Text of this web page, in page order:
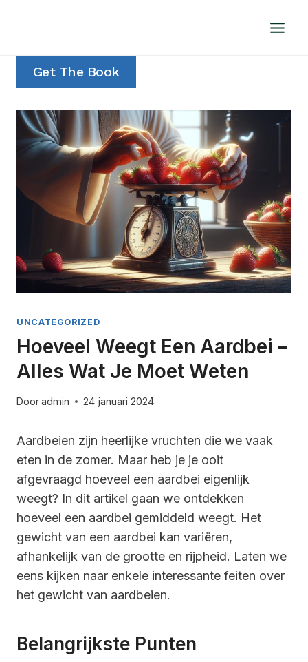
Get The Book
UNCATEGORIZED
Hoeveel Weegt Een Aardbei –
Alles Wat Je Moet Weten
Dooradmin 24 januari 2024
Aardbeien zijn heerlijke vruchten die we vaak
eten in de zomer. Maar heb je je ooit
afgevraagd hoeveel een aardbei eigenlijk
weegt? In dit artikel gaan we ontdekken
hoeveel een aardbei gemiddeld weegt. Het
gewicht van een aardbei kan variëren,
afhankelijk van de grootte en rijpheid. Laten we
eens kijken naar enkele interessante feiten over
het gewicht van aardbeien.
Belangrijkste Punten